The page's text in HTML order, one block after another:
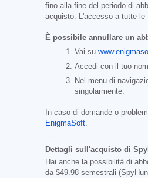
fino alla fine del periodo di
acquisto. L'accesso a tutte le
È possibile annullare un
Vai su
Accedi con il tuo
Nel menu di
singolarmente.
In caso di domande o
EnigmaSoft
------
Dettagli sull'acquisto di
Hai anche la possibilità di
da $49.98 semestrali